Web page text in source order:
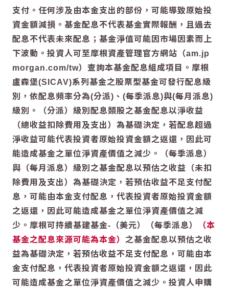
支付。任何涉及由本金支出的部份，可能導致原始投
資金額減損。基金配息不代表基金實際報酬，且過去
配息不代表未來配息；基金淨值可能因市場因素而上
下波動。投資人可至摩根資產管理官方網站（am.jp
morgan.com/tw）查詢本基金配息組成項目。摩根
盧森堡(SICAV)系列基金之股票型基金可發行配息級
別，依配息頻率分為(分派)、(每季派息)與(每月派息)
級別。（分派）級別配息類股之基金配息以淨收益
（總收益扣除費用及支出）為基礎決定，若配息超過
淨收益可能代表投資者原始投資金額之返還，因此可
能造成基金之單位淨資產價值之減少。（每季派息）
與（每月派息）級別之基金配息以預估之收益（未扣
除費用及支出）為基礎決定，若預估收益不足支付配
息，可能由本金支付配息，代表投資者原始投資金額
之返還，因此可能造成基金之單位淨資產價值之減
少。摩根可持續基建基金-（美元）（每季派息）
（本
基金之配息來源可能為本金） 之基金配息以預估之收
益為基礎決定，若預估收益不足支付配息，可能由本
金支付配息，代表投資者原始投資金額之返還，因此
可能造成基金之單位淨資產價值之減少。投資人申購